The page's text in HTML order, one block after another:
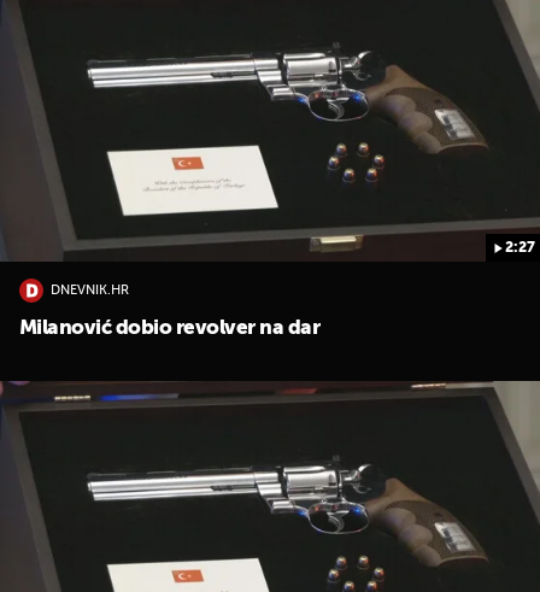
2:27
DNEVNIK.HR
Milanović dobio revolver na dar